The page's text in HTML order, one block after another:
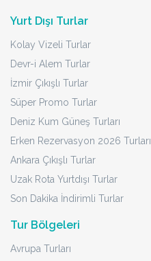
Yurt Dışı Turlar
Kolay Vizeli Turlar
Devr-i Alem Turlar
İzmir Çıkışlı Turlar
Süper Promo Turlar
Deniz Kum Güneş Turları
Erken Rezervasyon 2026 Turları
Ankara Çıkışlı Turlar
Uzak Rota Yurtdışı Turlar
Son Dakika İndirimli Turlar
Tur Bölgeleri
Avrupa Turları